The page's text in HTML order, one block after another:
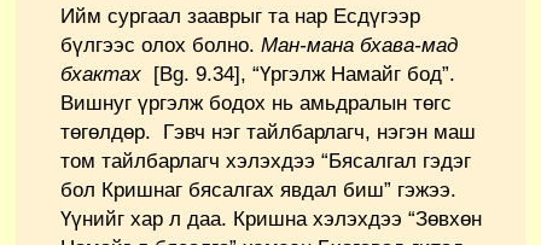
Ийм сургаал зааврыг та нар Есдүгээр
бүлгээс олох болно. Ман-мана бхава-мад
бхактах [Bg. 9.34], “Үргэлж Намайг бод”.
Вишнуг үргэлж бодох нь амьдралын төгс
төгөлдөр. Гэвч нэг тайлбарлагч, нэгэн маш
том тайлбарлагч хэлэхдээ “Бясалгал гэдэг
бол Кришнаг бясалгах явдал биш” гэжээ.
Үүнийг хар л даа. Кришна хэлэхдээ “Зөвхөн